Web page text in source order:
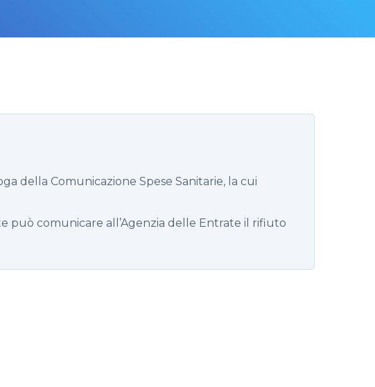
della Comunicazione Spese Sanitarie, la cui
può comunicare all’Agenzia delle Entrate il rifiuto